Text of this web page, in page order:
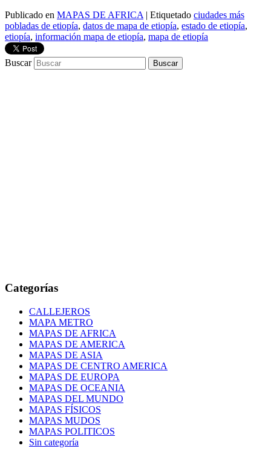
Publicado en MAPAS DE AFRICA | Etiquetado ciudades más
pobladas de etiopía, datos de mapa de etiopía, estado de etiopía,
etiopía, información mapa de etiopía, mapa de etiopía
Buscar
Categorías
CALLEJEROS
MAPA METRO
MAPAS DE AFRICA
MAPAS DE AMERICA
MAPAS DE ASIA
MAPAS DE CENTRO AMERICA
MAPAS DE EUROPA
MAPAS DE OCEANIA
MAPAS DEL MUNDO
MAPAS FÍSICOS
MAPAS MUDOS
MAPAS POLITICOS
Sin categoría